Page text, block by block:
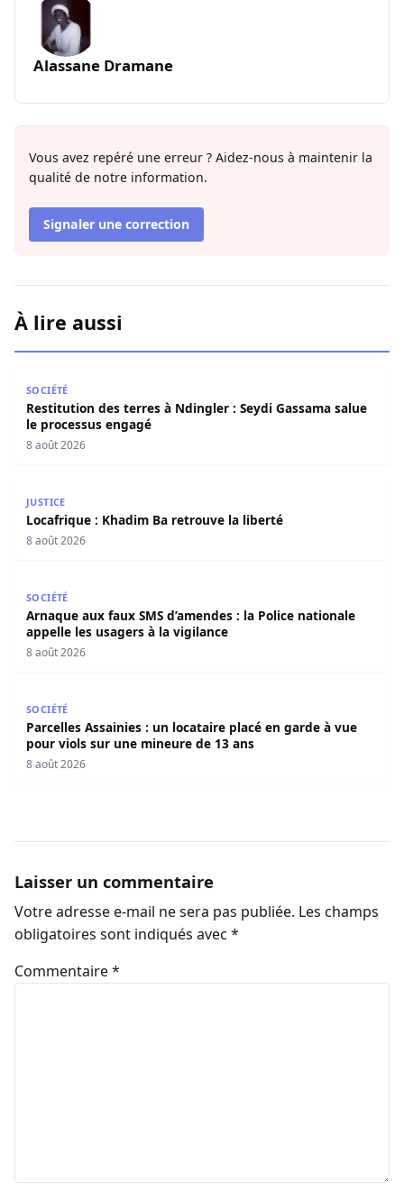
Alassane Dramane
Vous avez repéré une erreur ? Aidez-nous à maintenir la
qualité de notre information.
Signaler une correction
À lire aussi
SOCIÉTÉ
Restitution des terres à Ndingler : Seydi Gassama salue
le processus engagé
8 août 2026
JUSTICE
Locafrique : Khadim Ba retrouve la liberté
8 août 2026
SOCIÉTÉ
Arnaque aux faux SMS d’amendes : la Police nationale
appelle les usagers à la vigilance
8 août 2026
SOCIÉTÉ
Parcelles Assainies : un locataire placé en garde à vue
pour viols sur une mineure de 13 ans
8 août 2026
Laisser un commentaire
Votre adresse e-mail ne sera pas publiée. Les champs
obligatoires sont indiqués avec *
Commentaire*